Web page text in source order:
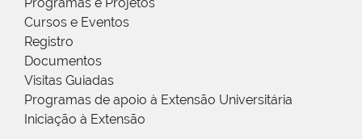
Cursos e Eventos
Registro
Documentos
Visitas Guiadas
Programas de apoio à Extensão Universitária
Iniciação à Extensão